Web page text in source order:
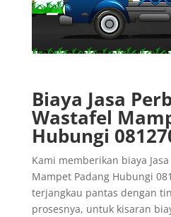
Biaya Jasa
Wastafel
Hubungi
Kami memberikan biaya
Mampet Padang Hubungi
terjangkau pantas dengan
prosesnya, untuk kisaran